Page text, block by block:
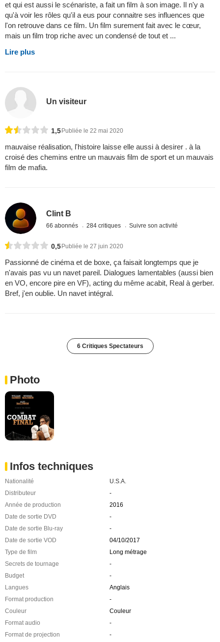
et qui est aussi le scénariste, a fait un film à son image. Il n'y a
qu'à voir les rôles qu'il a eus pour connaitre ses influences que
l'on retrouve dans ce film. Un film surement fait avec le cœur,
mais un film trop riche avec un condensé de tout et ...
Lire plus
Un visiteur
1,5Publiée le 22 mai 2020
mauvaise réalisation, l'histoire laisse elle aussi à desirer . à la
croisé des chemins entre un mauvais film de sport et un mauvais
film de mafia.
Clint B
66 abonnés 284 critiques Suivre son activité
0,5 Publiée le 27 juin 2020
Passionné de cinéma et de boxe, ça faisait longtemps que je
n'avais pas vu un navet pareil. Dialogues lamentables (aussi bien
en VO, encore pire en VF), acting du même acabit, Real à gerber.
Bref, j'en oublie. Un navet intégral.
6 Critiques Spectateurs
Photo
Infos techniques
Nationalité
U.S.A.
Distributeur
-
Année de production
2016
Date de sortie DVD
-
Date de sortie Blu-ray
-
Date de sortie VOD
04/10/2017
Type de film
Long métrage
Secrets de tournage
-
Budget
-
Langues
Anglais
Format production
-
Couleur
Couleur
Format audio
-
Format de projection
-